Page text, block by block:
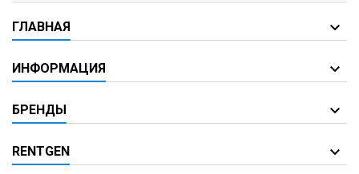
ГЛАВНАЯ
ИНФОРМАЦИЯ
БРЕНДЫ
RENTGEN